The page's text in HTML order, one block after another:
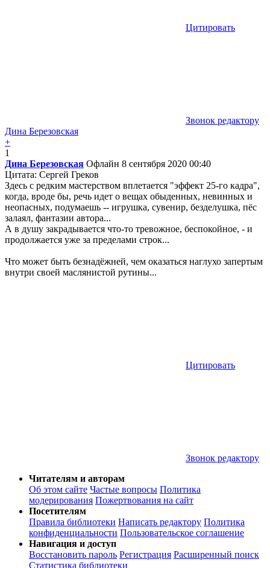
Цитировать
Звонок редактору
Дина Березовская
+
1
Дина Березовская Офлайн 8 сентября 2020 00:40
Цитата: Сергей Греков
Здесь с редким мастерством вплетается "эффект 25-го кадра",
когда, вроде бы, речь идет о вещах обыденных, невинных и
неопасных, подумаешь -- игрушка, сувенир, безделушка, пёс
залаял, фантазии автора...
А в душу закрадывается что-то тревожное, беспокойное, - и
продолжается уже за пределами строк...
Что может быть безнадёжней, чем оказаться наглухо запертым
внутри своей маслянистой рутины...
Цитировать
Звонок редактору
Читателям и авторам
Об этом сайте Частые вопросы Политика
модерирования Пожертвования на сайт
Посетителям
Правила библиотеки Написать редактору Политика
конфиденциальности Пользовательское соглашение
Навигация и доступ
Восстановить пароль Регистрация Расширенный поиск
Статистика библиотеки